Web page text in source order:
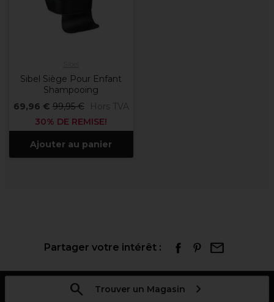
Sibel Siège Pour Enfant
Shampooing
69,96 € 99,95 €
Hors TVA
30% DE REMISE!
Ajouter au panier
Partager votre intérêt :
Trouver un Magasin